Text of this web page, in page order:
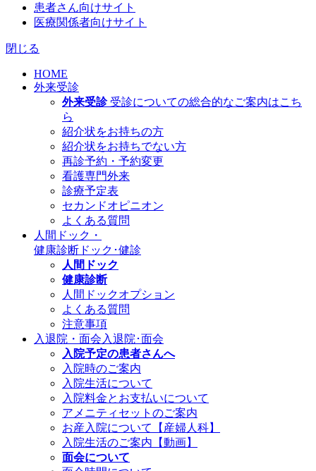
患者さん向けサイト
医療関係者向けサイト
閉じる
HOME
外来受診
外来受診 受診についての総合的なご案内はこち
ら
紹介状をお持ちの方
紹介状をお持ちでない方
再診予約・予約変更
看護専門外来
診療予定表
セカンドオピニオン
よくある質問
人間ドック・
健康診断 ドック･健診
人間ドック
健康診断
人間ドックオプション
よくある質問
注意事項
入退院・面会 入退院･面会
入院予定の患者さんへ
入院時のご案内
入院生活について
入院料金とお支払いについて
アメニティセットのご案内
お産入院について【産婦人科】
入院生活のご案内【動画】
面会について